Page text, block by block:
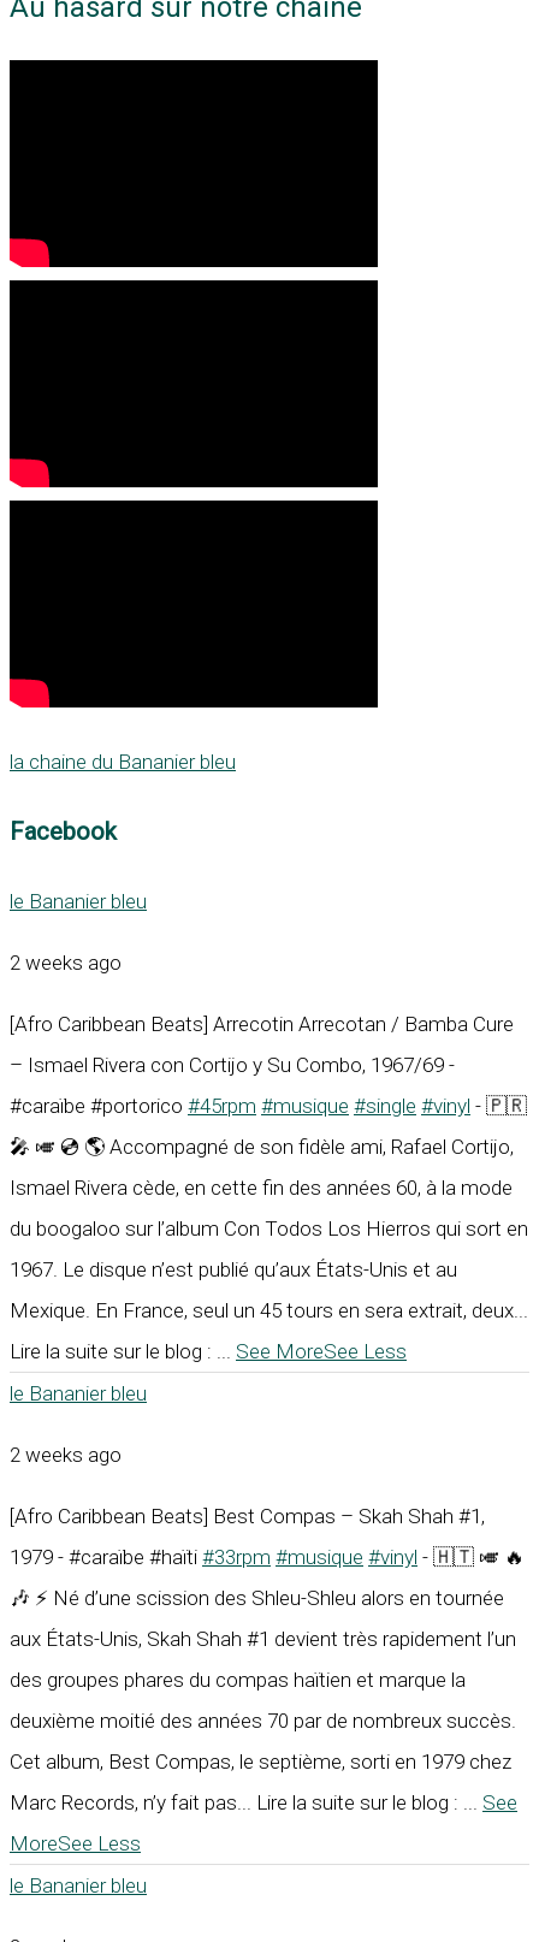
Au hasard sur notre chaine
la chaine du Bananier bleu
Facebook
le Bananier bleu
2 weeks ago
[Afro Caribbean Beats] Arrecotin Arrecotan / Bamba Cure
– Ismael Rivera con Cortijo y Su Combo, 1967/69 -
#caraïbe #portorico #45rpm #musique #single #vinyl - 🇵🇷
🎤 🎺 💿 🌎 Accompagné de son fidèle ami, Rafael Cortijo,
Ismael Rivera cède, en cette fin des années 60, à la mode
du boogaloo sur l’album Con Todos Los Hierros qui sort en
1967. Le disque n’est publié qu’aux États-Unis et au
Mexique. En France, seul un 45 tours en sera extrait, deux...
Lire la suite sur le blog : ... See MoreSee Less
le Bananier bleu
2 weeks ago
[Afro Caribbean Beats] Best Compas – Skah Shah #1,
1979 - #caraïbe #haïti #33rpm #musique #vinyl - 🇭🇹 🎺 🔥
🎶 ⚡ Né d’une scission des Shleu-Shleu alors en tournée
aux États-Unis, Skah Shah #1 devient très rapidement l’un
des groupes phares du compas haïtien et marque la
deuxième moitié des années 70 par de nombreux succès.
Cet album, Best Compas, le septième, sorti en 1979 chez
Marc Records, n’y fait pas... Lire la suite sur le blog : ... See
MoreSee Less
le Bananier bleu